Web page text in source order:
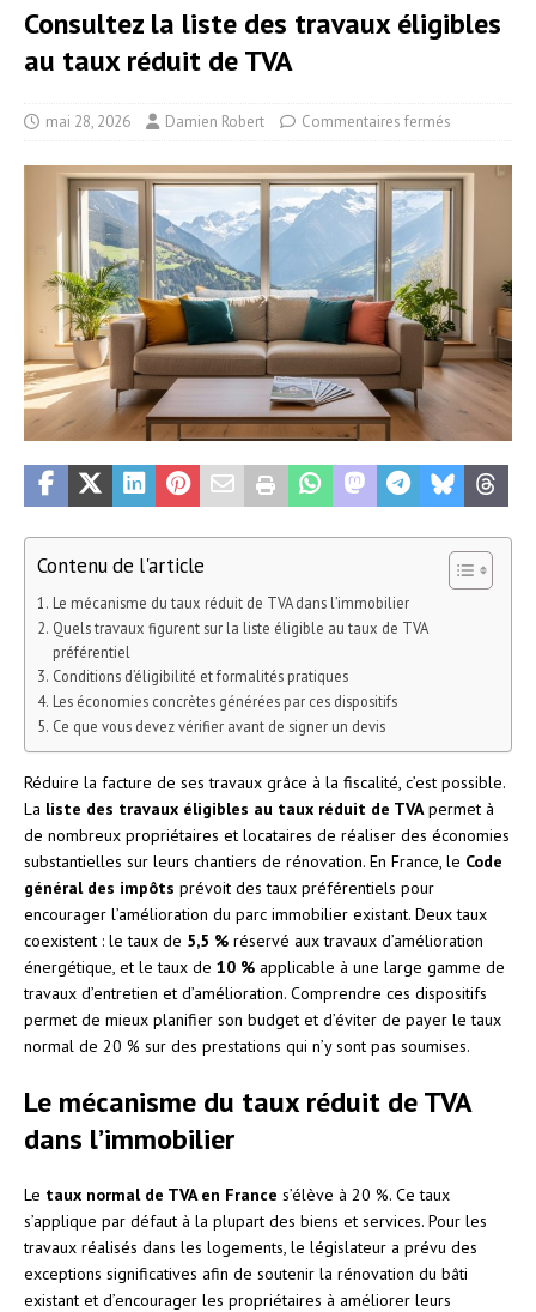
Consultez la liste des travaux éligibles
au taux réduit de TVA
mai 28, 2026 Damien Robert Commentaires fermés
Contenu de l'article
Le mécanisme du taux réduit de TVA dans l’immobilier
Quels travaux figurent sur la liste éligible au taux de TVA
préférentiel
Conditions d’éligibilité et formalités pratiques
Les économies concrètes générées par ces dispositifs
Ce que vous devez vérifier avant de signer un devis
Réduire la facture de ses travaux grâce à la fiscalité, c’est possible.
La liste des travaux éligibles au taux réduit de TVA permet à
de nombreux propriétaires et locataires de réaliser des économies
substantielles sur leurs chantiers de rénovation. En France, le Code
général des impôts prévoit des taux préférentiels pour
encourager l’amélioration du parc immobilier existant. Deux taux
coexistent : le taux de 5,5 % réservé aux travaux d’amélioration
énergétique, et le taux de 10 % applicable à une large gamme de
travaux d’entretien et d’amélioration. Comprendre ces dispositifs
permet de mieux planifier son budget et d’éviter de payer le taux
normal de 20 % sur des prestations qui n’y sont pas soumises.
Le mécanisme du taux réduit de TVA
dans l’immobilier
Le taux normal de TVA en France s’élève à 20 %. Ce taux
s’applique par défaut à la plupart des biens et services. Pour les
travaux réalisés dans les logements, le législateur a prévu des
exceptions significatives afin de soutenir la rénovation du bâti
existant et d’encourager les propriétaires à améliorer leurs